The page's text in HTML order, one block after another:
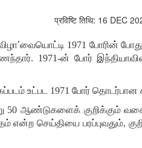
प्रविष्टि तिथि: 16 DEC
’வையொட்டி 1971 போரின்
1971-ன் போர்
உட்பட 1971 போர் தொடர்பான
50 ஆண்டுகளைக் குறிக்கும்
என்ற செய்தியை பரப்புவதும்,